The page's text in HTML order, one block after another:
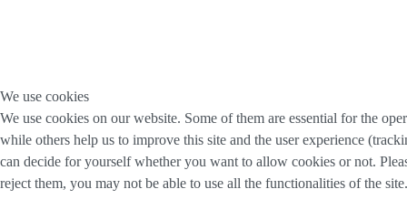
We use cookies
We use cookies on our website. Some of them are essential for the
while others help us to improve this site and the user experience
can decide for yourself whether you want to allow cookies or not.
reject them, you may not be able to use all the functionalities of the site.